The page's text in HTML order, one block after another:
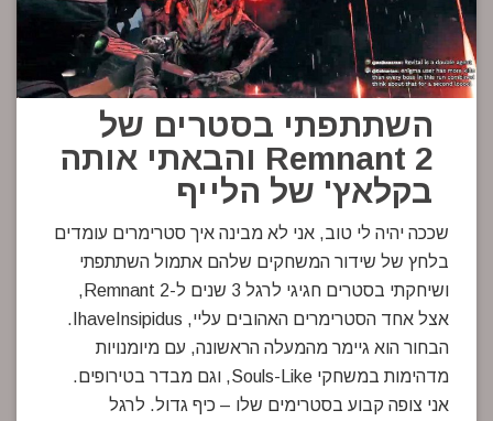
השתתפתי בסטרים של
Remnant 2 והבאתי אותה
בקלאץ' של הלייף
שככה יהיה לי טוב, אני לא מבינה איך סטרימרים עומדים
בלחץ של שידור המשחקים שלהם אתמול השתתפתי
ושיחקתי בסטרים חגיגי לרגל 3 שנים ל-Remnant 2,
אצל אחד הסטרימרים האהובים עליי, IhaveInsipidus.
הבחור הוא גיימר מהמעלה הראשונה, עם מיומנויות
מדהימות במשחקי Souls-Like, וגם מבדר בטירופים.
אני צופה קבוע בסטרימים שלו – כיף גדול. לרגל